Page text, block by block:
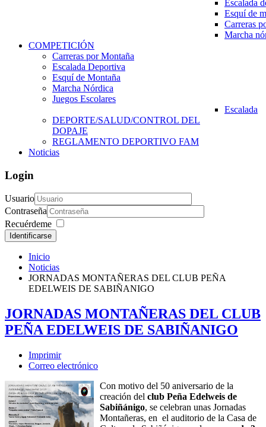
Escalada
Esquí de
Carreras
Marcha
COMPETICIÓN
Carreras por Montaña
Escalada Deportiva
Esquí de Montaña
Marcha Nórdica
Juegos Escolares
Escalada
DEPORTE/SALUD/CONTROL DEL
DOPAJE
REGLAMENTO DEPORTIVO FAM
Noticias
Login
Usuario
Contraseña
Recuérdeme
Identificarse
Inicio
Noticias
JORNADAS MONTAÑERAS DEL CLUB PEÑA
EDELWEIS DE SABIÑANIGO
JORNADAS MONTAÑERAS DEL CLUB
PEÑA EDELWEIS DE SABIÑANIGO
Imprimir
Correo electrónico
Con motivo del 50 aniversario de la
creación del club Peña Edelweis de
Sabiñánigo, se celebran unas Jornadas
Montañeras, en el auditorio de la Casa de